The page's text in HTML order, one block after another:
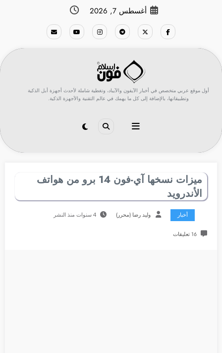
أغسطس 7, 2026
أول موقع عربي متخصص في أخبار الآيفون والآيباد، وتغطية شاملة لأحدث أجهزة أبل الذكية
وتطبيقاتها، بالإضافة إلى كل ما يهمك في عالم التقنية والأجهزة الذكية.
ميزات نسخها آي-فون 14 برو من هواتف
الأندرويد
أخبار وليد رضا (محرر) 4 سنوات منذ النشر
16 تعليقات